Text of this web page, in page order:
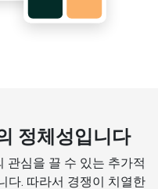
정체성입니다
관심을 끌 수 있는 추가적
다. 따라서 경쟁이 치열한